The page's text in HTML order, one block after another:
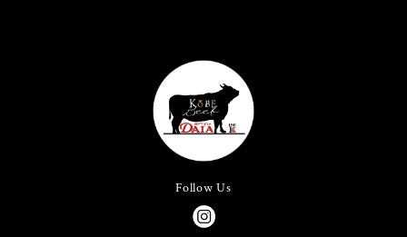
Follow Us